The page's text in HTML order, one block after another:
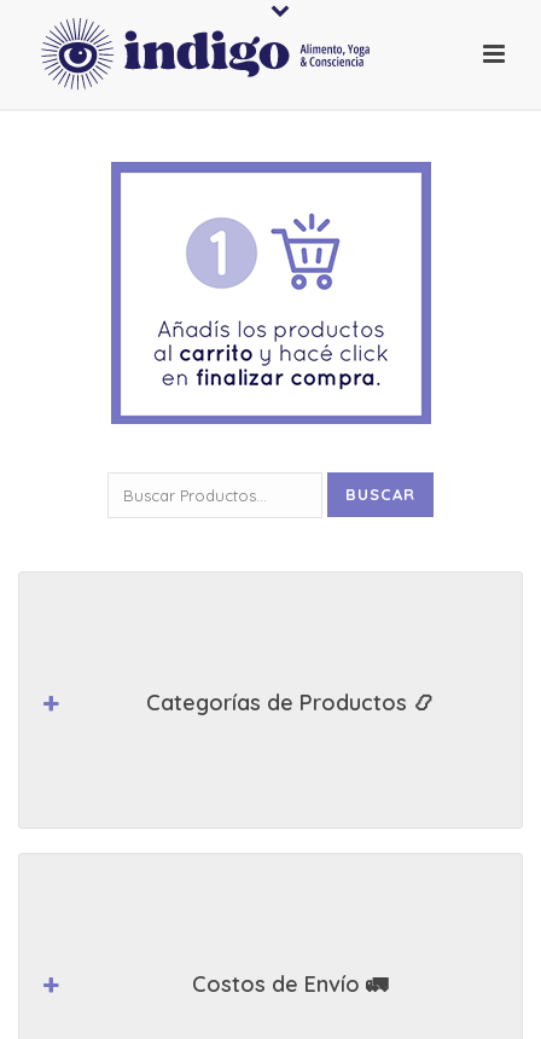
por:
BUSCAR
Categorías de Productos 📿
Costos de Envío 🚛